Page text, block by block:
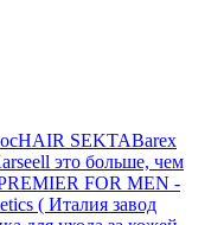
HAIR SEKTABarex
это больше, чем
FOR MEN -
( Италия завод